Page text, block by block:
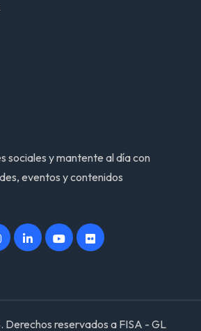
sociales y mantente al día con
eventos y contenidos
reservados a FISA - GL